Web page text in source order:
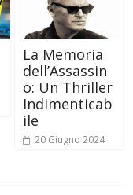
La Memoria
dell’Assassin
o: Un Thriller
Indimenticab
ile
20 Giugno 2024